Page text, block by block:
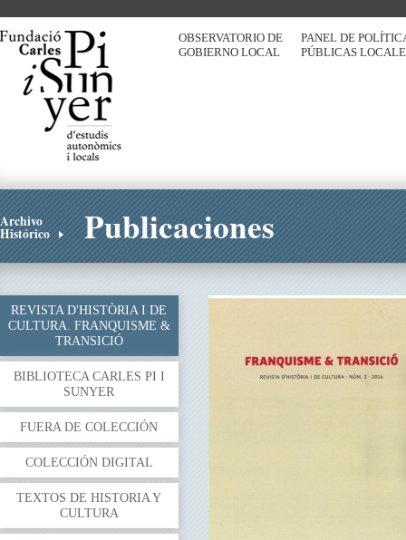
PANEL DE
PÚBLICAS
OBSERVATORIO DE
GOBIERNO LOCAL
Archivo
Histórico Publicaciones
REVISTA D'HISTÒRIA I DE
CULTURA. FRANQUISME &
TRANSICIÓ
BIBLIOTECA CARLES PI I
SUNYER
FUERA DE COLECCIÓN
COLECCIÓN DIGITAL
TEXTOS DE HISTORIA Y
CULTURA